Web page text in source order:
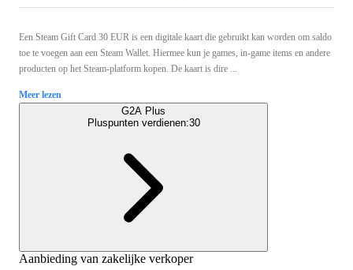
Een Steam Gift Card 30 EUR is een digitale kaart die gebruikt kan worden om saldo
toe te voegen aan een Steam Wallet. Hiermee kun je games, in-game items en andere
producten op het Steam-platform kopen. De kaart is dire ...
Meer lezen
G2A Plus
Pluspunten verdienen:30
Aanbieding van zakelijke verkoper